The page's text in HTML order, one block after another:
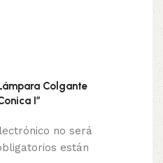
Colgante
I”
no será
están